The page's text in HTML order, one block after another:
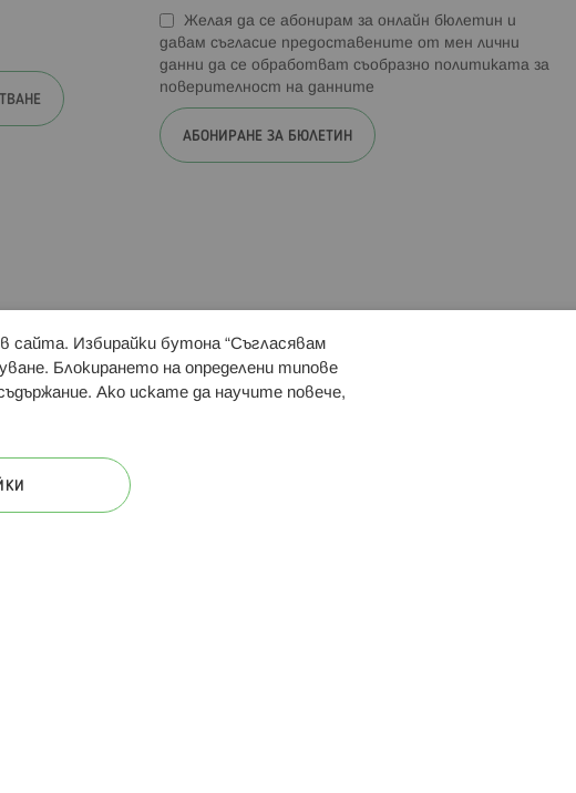
Желая да се абонирам за онлайн бюлетин и
давам съгласие предоставените от мен лични
данни да се обработват съобразно политиката за
поверителност на данните
АБОНИРАНЕ ЗА БЮЛЕТИН
ни:
сайта. Избирайки бутона “Съгласявам
Блокирането на определени типове
Ако искате да научите повече,